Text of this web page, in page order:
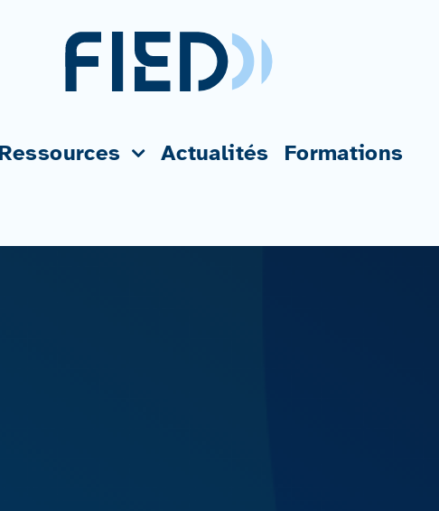
Ressources Actualités Formations